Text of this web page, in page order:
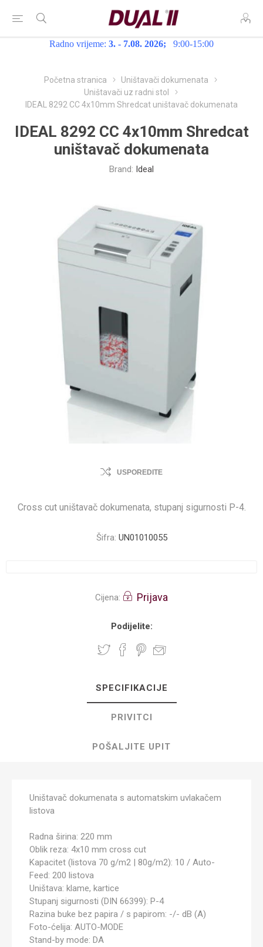
Radno vrijeme: 3. - 7.08. 2026; 9:00-15:00
Početna stranica
Uništavači dokumenata
Uništavači uz radni stol
IDEAL 8292 CC 4x10mm Shredcat uništavač dokumenata
IDEAL 8292 CC 4x10mm Shredcat
uništavač dokumenata
Brand: Ideal
USPOREDITE
Cross cut uništavač dokumenata, stupanj sigurnosti P-4.
Šifra: UN01010055
Cijena: Prijava
Podijelite:
SPECIFIKACIJE
PRIVITCI
POŠALJITE UPIT
Uništavač dokumenata s automatskim uvlakačem
listova
Radna širina: 220 mm
Oblik reza: 4x10 mm cross cut
Kapacitet (listova 70 g/m2 | 80g/m2): 10 / Auto-
Feed: 200 listova
Uništava: klame, kartice
Stupanj sigurnosti (DIN 66399): P-4
Razina buke bez papira / s papirom: -/- dB (A)
Foto-ćelija: AUTO-MODE
Stand-by mode: DA